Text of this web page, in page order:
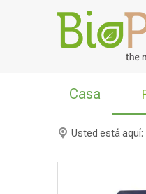
Casa
Usted está aquí: